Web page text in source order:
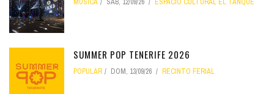
SUMMER POP TENERIFE 2026
POPULAR DOM, 13/09/26 RECINTO FERIAL